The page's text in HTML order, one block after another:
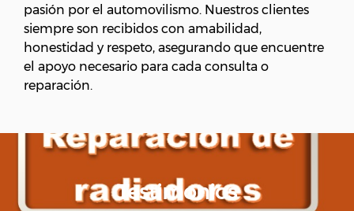
pasión por el automovilismo. Nuestros clientes
siempre son recibidos con amabilidad,
honestidad y respeto, asegurando que encuentre
el apoyo necesario para cada consulta o
reparación.
Testimonios